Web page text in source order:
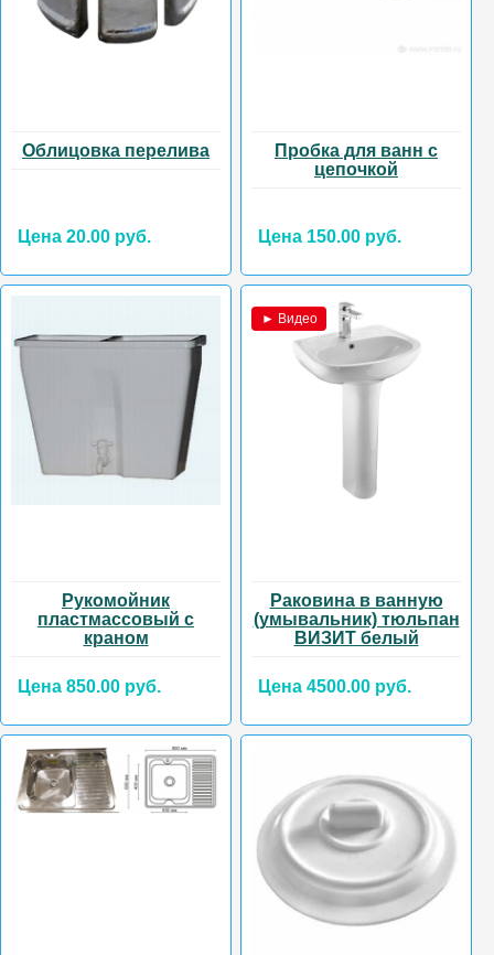
Облицовка перелива
Цена 20.00 руб.
Пробка для ванн с
цепочкой
Цена 150.00 руб.
Рукомойник
пластмассовый с
краном
Цена 850.00 руб.
► Видео
Раковина в ванную
(умывальник) тюльпан
ВИЗИТ белый
Цена 4500.00 руб.